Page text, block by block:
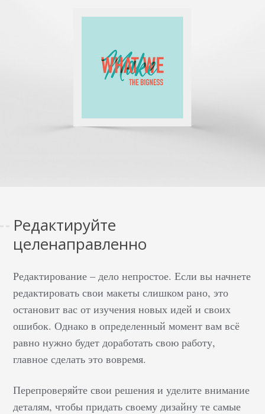
Редактируйте
целенаправленно
Редактирование – дело непростое. Если вы начнете
редактировать свои макеты слишком рано, это
остановит вас от изучения новых идей и своих
ошибок. Однако в определенный момент вам всё
равно нужно будет доработать свою работу,
главное сделать это вовремя.
Перепроверяйте свои решения и уделите внимание
деталям, чтобы придать своему дизайну те самые